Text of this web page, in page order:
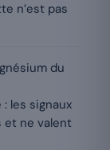
n’est pas
du
les signaux
ne valent